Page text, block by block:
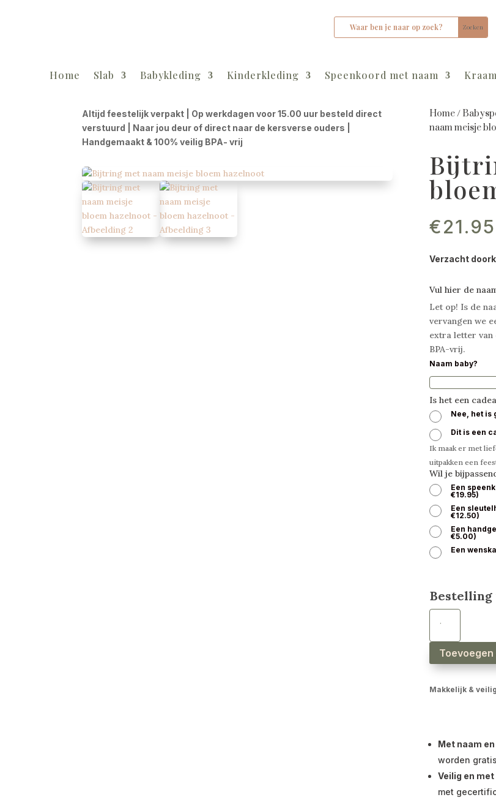
Home Slab Babykleding Kinderkleding Speenkoord met naam
Altijd feestelijk verpakt | Op werkdagen voor 15.00 uur besteld direct
verstuurd | Naar jou deur of direct naar de kersverse ouders |
Handgemaakt & 100% veilig BPA- vrij
Home/
naam meisje
€21.95
Verzacht
Vul hier de
Let op! Is de
vervangen we
extra letter van
BPA-vrij.
Naam baby?
Is het een
Nee, het is
Dit is een
Ik maak er met
uitpakken een
Wil je
Een
€19.95)
Een
€12.50)
Een
€5.00)
Een
Bestelling
Bijtring
naam
bloem
hazelnoot
aantal
Makkelijk &
Met naam
worden
Veilig en
met